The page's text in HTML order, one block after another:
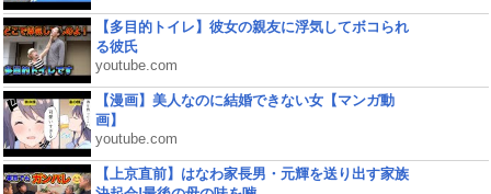
【多目的トイレ】彼女の親友に浮気してボコられ
る彼氏
youtube.com
【漫画】美人なのに結婚できない女【マンガ動
画】
youtube.com
【上京直前】はなわ家長男・元輝を送り出す家族